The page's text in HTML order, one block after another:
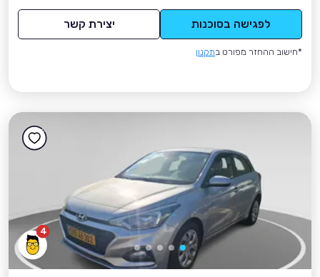
לפגישה בסוכנות יצירת קשר
*חישוב ההחזר מפורט בתקנון
4